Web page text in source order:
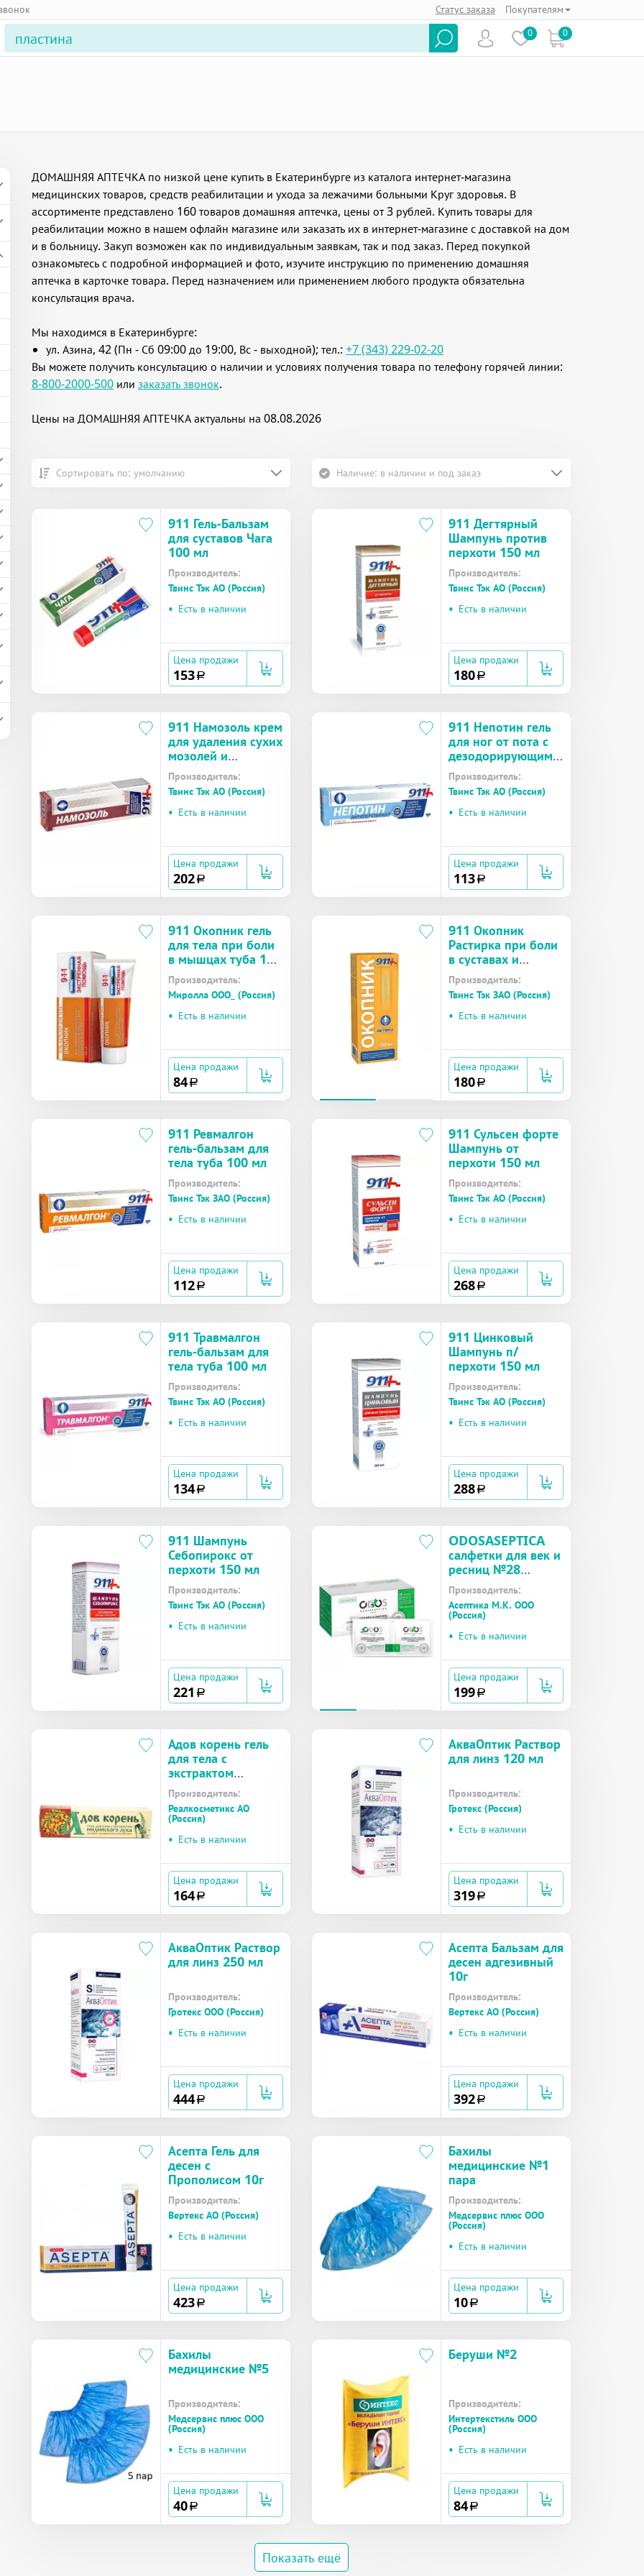
Статус заказа Покупателям
0 0
ДОМАШНЯЯ АПТЕЧКА по низкой цене купить в Екатеринбурге из каталога интернет-магазина
медицинских товаров, средств реабилитации и ухода за лежачими больными Круг здоровья. В
ассортименте представлено 160 товаров домашняя аптечка, цены от 3 рублей. Купить товары для
реабилитации можно в нашем офлайн магазине или заказать их в интернет-магазине с доставкой на дом
и в больницу. Закуп возможен как по индивидуальным заявкам, так и под заказ. Перед покупкой
ознакомьтесь с подробной информацией и фото, изучите инструкцию по применению домашняя
аптечка в карточке товара. Перед назначением или применением любого продукта обязательна
консультация врача.
Мы находимся в Екатеринбурге:
ул. Азина, 42 (Пн - Сб 09:00 до 19:00, Вс - выходной); тел.: +7 (343) 229-02-20
Вы можете получить консультацию о наличии и условиях получения товара по телефону горячей линии:
8-800-2000-500 или заказать звонок.
Цены на ДОМАШНЯЯ АПТЕЧКА актуальны на 08.08.2026
Сортировать по: умолчанию Наличие: в наличии и под заказ
911 Гель-Бальзам
для суставов Чага
100 мл
Производитель:
Твинс Тэк АО (Россия)
• Есть в наличии
Цена продажи
153a
911 Дегтярный
Шампунь против
перхоти 150 мл
Производитель:
Твинс Тэк АО (Россия)
• Есть в наличии
Цена продажи
180a
911 Намозоль крем
для удаления сухих
мозолей и
натоптышей 100
мл
Производитель:
Твинс Тэк АО (Россия)
• Есть в наличии
Цена продажи
202a
911 Непотин гель
для ног от пота с
дезодорирующим
эффектом 100 мл
Производитель:
Твинс Тэк АО (Россия)
• Есть в наличии
Цена продажи
113a
911 Окопник гель
для тела при боли
в мышцах туба 100
мл
Производитель:
Миролла ООО_ (Россия)
• Есть в наличии
Цена продажи
84a
911 Окопник
Растирка при боли
в суставах и
мышцах туба 150
мл
Производитель:
Твинс Тэк ЗАО (Россия)
• Есть в наличии
Цена продажи
180a
911 Ревмалгон
гель-бальзам для
тела туба 100 мл
Производитель:
Твинс Тэк ЗАО (Россия)
• Есть в наличии
Цена продажи
112a
911 Сульсен форте
Шампунь от
перхоти 150 мл
Производитель:
Твинс Тэк АО (Россия)
• Есть в наличии
Цена продажи
268a
911 Травмалгон
гель-бальзам для
тела туба 100 мл
Производитель:
Твинс Тэк АО (Россия)
• Есть в наличии
Цена продажи
134a
911 Цинковый
Шампунь п/
перхоти 150 мл
Производитель:
Твинс Тэк АО (Россия)
• Есть в наличии
Цена продажи
288a
911 Шампунь
Себопирокс от
перхоти 150 мл
Производитель:
Твинс Тэк АО (Россия)
• Есть в наличии
Цена продажи
221 a
ODOSASEPTICA
салфетки для век и
ресниц №28
успокаивающие,
стерильные
Производитель:
Асептика М.К. ООО
(Россия)
• Есть в наличии
Цена продажи
199a
Адов корень гель
для тела с
экстрактом
Индийского лука
50г
Производитель:
Реалкосметикс АО
(Россия)
• Есть в наличии
Цена продажи
164a
АкваОптик Раствор
для линз 120 мл
Производитель:
Гротекс (Россия)
• Есть в наличии
Цена продажи
319a
АкваОптик Раствор
для линз 250 мл
Производитель:
Гротекс ООО (Россия)
• Есть в наличии
Цена продажи
444a
Асепта Бальзам для
десен адгезивный
10г
Производитель:
Вертекс АО (Россия)
• Есть в наличии
Цена продажи
392a
Асепта Гель для
десен с
Прополисом 10г
Производитель:
Вертекс АО (Россия)
• Есть в наличии
Цена продажи
423a
Бахилы
медицинские №1
пара
Производитель:
Медсервис плюс ООО
(Россия)
• Есть в наличии
Цена продажи
10a
Бахилы
медицинские №5
Производитель:
Медсервис плюс ООО
(Россия)
• Есть в наличии
Цена продажи
40a
Беруши №2
Производитель:
Интертекстиль ООО
(Россия)
• Есть в наличии
Цена продажи
84a
Показать ещё